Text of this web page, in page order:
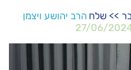
>> שלח הרב יהושע ויצמן
27/06/